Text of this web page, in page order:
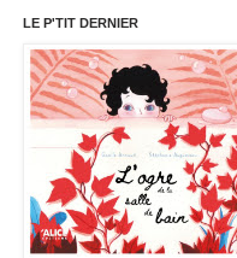
LE P'TIT DERNIER